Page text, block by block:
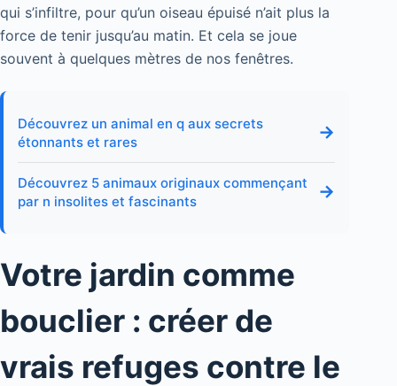
qui s’infiltre, pour qu’un oiseau épuisé n’ait plus la
force de tenir jusqu’au matin. Et cela se joue
souvent à quelques mètres de nos fenêtres.
Découvrez un animal en q aux secrets
étonnants et rares
→
Découvrez 5 animaux originaux commençant
par n insolites et fascinants
→
Votre jardin comme
bouclier : créer de
vrais refuges contre le